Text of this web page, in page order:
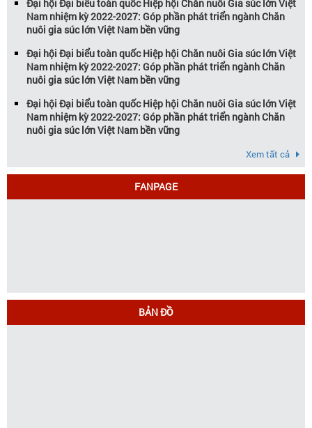
Đại hội Đại biểu toàn quốc Hiệp hội Chăn nuôi Gia súc lớn Việt
Nam nhiệm kỳ 2022-2027: Góp phần phát triển ngành Chăn
nuôi gia súc lớn Việt Nam bền vững
Đại hội Đại biểu toàn quốc Hiệp hội Chăn nuôi Gia súc lớn Việt
Nam nhiệm kỳ 2022-2027: Góp phần phát triển ngành Chăn
nuôi gia súc lớn Việt Nam bền vững
Đại hội Đại biểu toàn quốc Hiệp hội Chăn nuôi Gia súc lớn Việt
Nam nhiệm kỳ 2022-2027: Góp phần phát triển ngành Chăn
nuôi gia súc lớn Việt Nam bền vững
Xem tất cả
FANPAGE
BẢN ĐỒ